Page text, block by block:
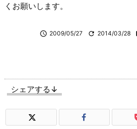
くお願いします。
 2009/05/27  2014/03/28
シェアする↓